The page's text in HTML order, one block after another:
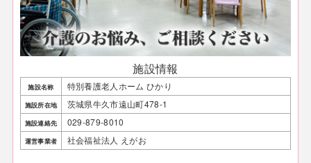
施設情報
施設名称 特別養護老人ホーム ひかり
施設所在地 茨城県牛久市遠山町478-1
施設連絡先 029-879-8010
運営事業者 社会福祉法人 えがお